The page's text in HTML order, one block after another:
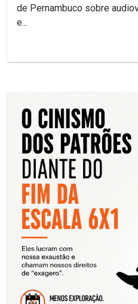
de Pernambuco sobre
e...